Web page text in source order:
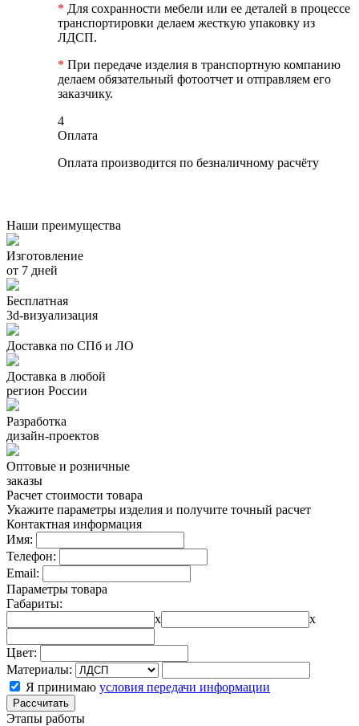
* Для сохранности мебели или ее деталей в процессе
транспортировки делаем жесткую упаковку из
ЛДСП.
* При передаче изделия в транспортную компанию
делаем обязательный фотоотчет и отправляем его
заказчику.
4
Оплата
Оплата производится по безналичному расчёту
Наши преимущества
Изготовление
от 7 дней
Бесплатная
3d-визуализация
Доставка по СПб и ЛО
Доставка в любой
регион России
Разработка
дизайн-проектов
Оптовые и розничные
заказы
Расчет стоимости товара
Укажите параметры изделия и получите точный расчет
Контактная информация
Имя:
Телефон:
Email:
Параметры товара
Габариты:
x
x
Цвет:
Материалы:
Я принимаю условия передачи информации
Рассчитать
Этапы работы